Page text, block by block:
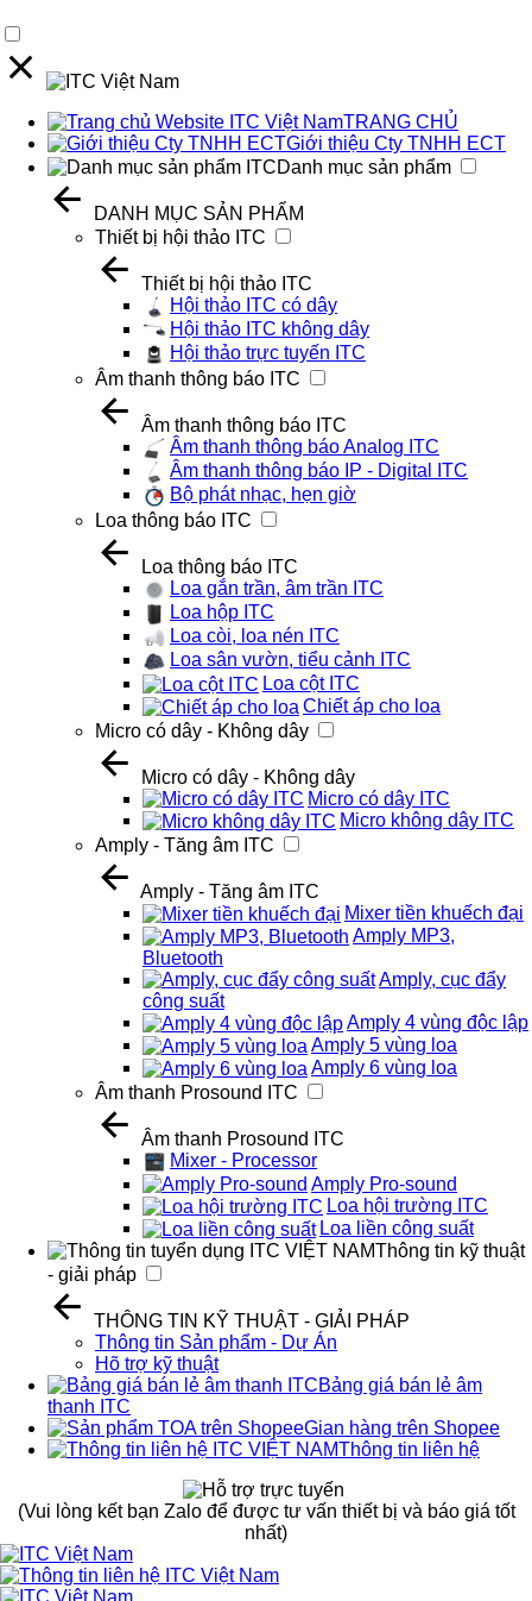
TRANG CHỦ
Giới thiệu Cty TNHH ECT
Danh mục sản phẩm
DANH MỤC SẢN PHẨM
Thiết bị hội thảo ITC
Thiết bị hội thảo ITC
Hội thảo ITC có dây
Hội thảo ITC không dây
Hội thảo trực tuyến ITC
Âm thanh thông báo ITC
Âm thanh thông báo ITC
Âm thanh thông báo Analog ITC
Âm thanh thông báo IP - Digital ITC
Bộ phát nhạc, hẹn giờ
Loa thông báo ITC
Loa thông báo ITC
Loa gắn trần, âm trần ITC
Loa hộp ITC
Loa còi, loa nén ITC
Loa sân vườn, tiểu cảnh ITC
Loa cột ITC
Chiết áp cho loa
Micro có dây - Không dây
Micro có dây - Không dây
Micro có dây ITC
Micro không dây ITC
Amply - Tăng âm ITC
Amply - Tăng âm ITC
Mixer tiền khuếch đại
Amply MP3,
Bluetooth
Amply, cục đẩy
công suất
Amply 4 vùng độc lập
Amply 5 vùng loa
Amply 6 vùng loa
Âm thanh Prosound ITC
Âm thanh Prosound ITC
Mixer - Processor
Amply Pro-sound
Loa hội trường ITC
Loa liền công suất
Thông tin kỹ thuật
- giải pháp
THÔNG TIN KỸ THUẬT - GIẢI PHÁP
Thông tin Sản phẩm - Dự Án
Hõ trợ kỹ thuật
Bảng giá bán lẻ âm
thanh ITC
Gian hàng trên Shopee
Thông tin liên hệ
(Vui lòng kết bạn Zalo để được tư vấn thiết bị và báo giá tốt
nhất)